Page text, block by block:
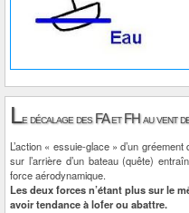
Le décalage des FA et FH au vent
L’action « essuie-glace » d’un
sur l’arrière d’un bateau (quête)
force aérodynamique.
Les deux forces n’étant plus sur le
avoir tendance à lofer ou abattre.